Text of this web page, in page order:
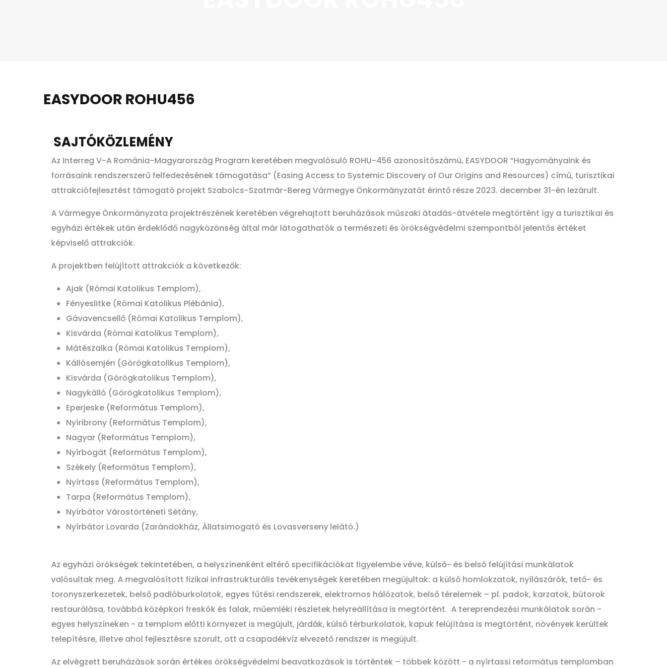
EASYDOOR ROHU456
SAJTÓKÖZLEMÉNY
Az Interreg V-A Románia-Magyarország Program keretében megvalósuló ROHU-456 azonosítószámú, EASYDOOR “Hagyományaink és
forrásaink rendszerszerű felfedezésének támogatása” (Easing Access to Systemic Discovery of Our Origins and Resources) című, turisztikai
attrakciófejlesztést támogató projekt Szabolcs-Szatmár-Bereg Vármegye Önkormányzatát érintő része 2023. december 31-én lezárult.
A Vármegye Önkormányzata projektrészének keretében végrehajtott beruházások műszaki átadás-átvétele megtörtént így a turisztikai és
egyházi értékek után érdeklődő nagyközönség által már látogathatók a természeti és örökségvédelmi szempontból jelentős értéket
képviselő attrakciók.
A projektben felújított attrakciók a következők:
Ajak (Római Katolikus Templom),
Fényeslitke (Római Katolikus Plébánia),
Gávavencsellő (Római Katolikus Templom),
Kisvárda (Római Katolikus Templom),
Mátészalka (Római Katolikus Templom),
Kállósemjén (Görögkatolikus Templom),
Kisvárda (Görögkatolikus Templom),
Nagykálló (Görögkatolikus Templom),
Eperjeske (Református Templom),
Nyíribrony (Református Templom),
Nagyar (Református Templom),
Nyírbogát (Református Templom),
Székely (Református Templom),
Nyírtass (Református Templom),
Tarpa (Református Templom),
Nyírbátor Várostörténeti Sétány,
Nyírbátor Lovarda (Zarándokház, Állatsimogató és Lovasverseny lelátó.)
Az egyházi örökségek tekintetében, a helyszínenként eltérő specifikációkat figyelembe véve, külső- és belső felújítási munkálatok
valósultak meg. A megvalósított fizikai infrastrukturális tevékenységek keretében megújultak: a külső homlokzatok, nyílászárók, tető- és
toronyszerkezetek, belső padlóburkolatok, egyes fűtési rendszerek, elektromos hálózatok, belső térelemek – pl. padok, karzatok, bútorok
restaurálása, továbbá középkori freskók és falak, műemléki részletek helyreállítása is megtörtént. A tereprendezési munkálatok során -
egyes helyszíneken - a templom előtti környezet is megújult, járdák, külső térburkolatok, kapuk felújítása is megtörtént, növények kerültek
telepítésre, illetve ahol fejlesztésre szorult, ott a csapadékvíz elvezető rendszer is megújult.
Az elvégzett beruházások során értékes örökségvédelmi beavatkozások is történtek – többek között - a nyírtassi református templomban